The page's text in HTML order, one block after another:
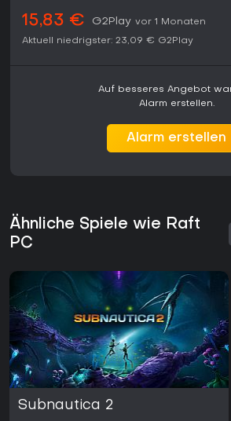
15,83 € G2Play vor 1 Monaten
Aktuell niedrigster: 23,09 € G2Play
Auf besseres Angebot
Alarm erstellen.
Alarm erstellen
Ähnliche Spiele wie Raft
PC
Subnautica 2